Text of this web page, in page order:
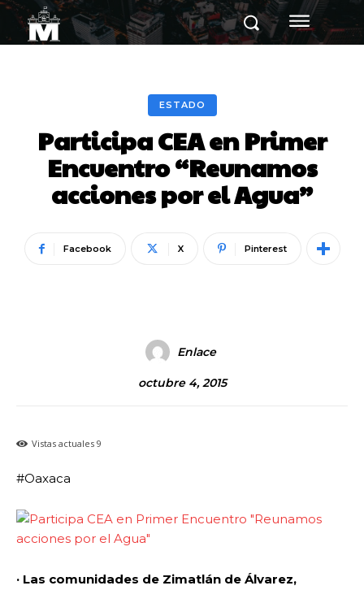
ESTADO
Participa CEA en Primer
Encuentro “Reunamos
acciones por el Agua”
Facebook X Pinterest
Enlace
octubre 4, 2015
Vistas actuales 9
#Oaxaca
· Las comunidades de Zimatlán de Álvarez,